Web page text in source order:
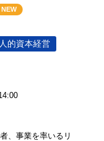
NEW
的資本経営
、事業を率いるリ